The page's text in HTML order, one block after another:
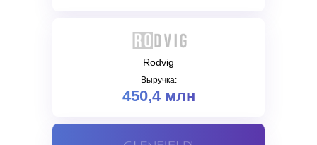
Rodvig
Выручка:
450,4 млн